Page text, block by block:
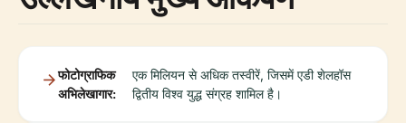
फोटोग्राफिक
अभिलेखागार:
एक मिलियन से अधिक तस्वीरें, जिसमें एडी शेलहॉस
द्वितीय विश्व युद्ध संग्रह शामिल है।